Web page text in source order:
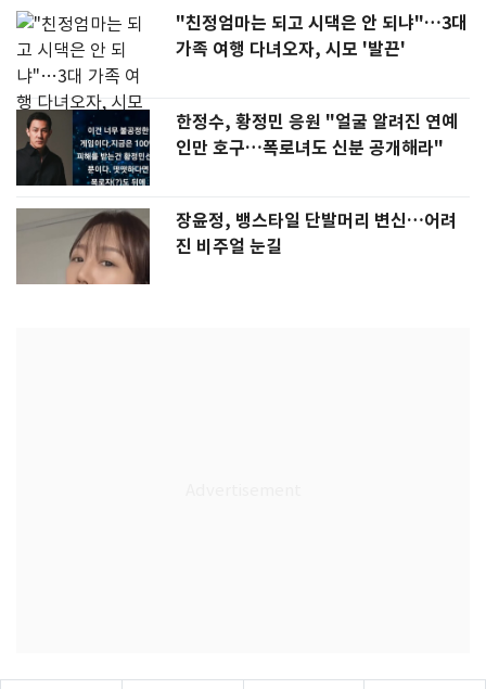
"친정엄마는 되고 시댁은 안 되냐"…3대
가족 여행 다녀오자, 시모 '발끈'
한정수, 황정민 응원 "얼굴 알려진 연예
인만 호구…폭로녀도 신분 공개해라"
장윤정, 뱅스타일 단발머리 변신…어려
진 비주얼 눈길